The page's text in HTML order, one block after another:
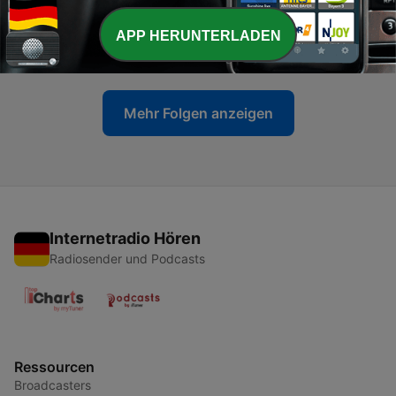
99 - DAS BLAUKEHLCHEN (FOLGE 94)
13 Apr. 2026
Mehr Folgen anzeigen
Internetradio Hören
Radiosender und Podcasts
Ressourcen
Broadcasters
APP HERUNTERLADEN